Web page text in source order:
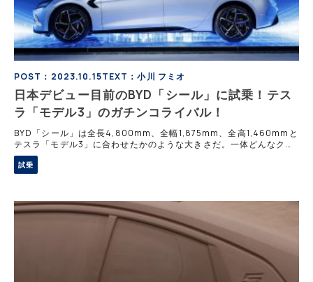
POST：2023.10.15TEXT：小川 フミオ
日本デビュー目前のBYD「シール」に試乗！テス
ラ「モデル3」のガチンコライバル！
BYD「シール」は全長4,800mm、全幅1,875mm、全高1,460mmと
テスラ「モデル3」に合わせたかのような大きさだ。一体どんなクル
マに仕上がっているのだろうか。 メディア向けの試乗会に参加した
小川フミオ氏のレポ
試乗